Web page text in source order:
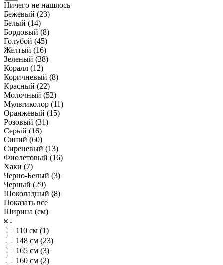
Ничего не нашлось
Бежевый (23)
Белый (14)
Бордовый (8)
Голубой (45)
Желтый (16)
Зеленый (38)
Коралл (12)
Коричневый (8)
Красный (22)
Молочный (52)
Мультиколор (11)
Оранжевый (15)
Розовый (31)
Серый (16)
Синий (60)
Сиреневый (13)
Фиолетовый (16)
Хаки (7)
Черно-Белый (3)
Черный (29)
Шоколадный (8)
Показать все
Ширина (см)
110 см (1)
148 см (23)
165 см (3)
160 см (2)